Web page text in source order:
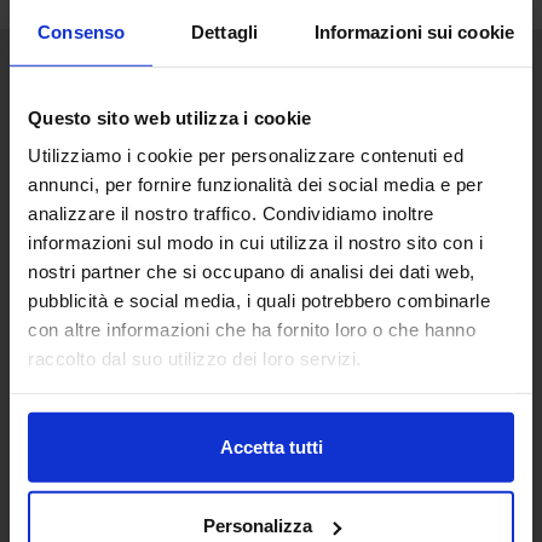
Consenso Dettagli Informazioni sui cookie
Questo sito web utilizza i cookie
Utilizziamo i cookie per personalizzare contenuti ed
annunci, per fornire funzionalità dei social media e per
analizzare il nostro traffico. Condividiamo inoltre
informazioni sul modo in cui utilizza il nostro sito con i
nostri partner che si occupano di analisi dei dati web,
pubblicità e social media, i quali potrebbero combinarle
con altre informazioni che ha fornito loro o che hanno
raccolto dal suo utilizzo dei loro servizi.
Accetta tutti
Personalizza
Via Eritrea 21/A
20157 | Milano | Italia
Partner